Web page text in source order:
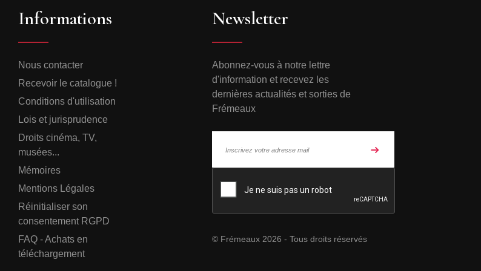
Informations
Nous contacter
Recevoir le catalogue !
Conditions d'utilisation
Lois et jurisprudence
Droits cinéma, TV,
musées...
Mémoires
Mentions Légales
Réinitialiser son
consentement RGPD
FAQ - Achats en
téléchargement
Newsletter
Abonnez-vous à notre lettre
d'information et recevez les
dernières actualités et sorties de
Frémeaux
© Frémeaux 2026 - Tous droits réservés